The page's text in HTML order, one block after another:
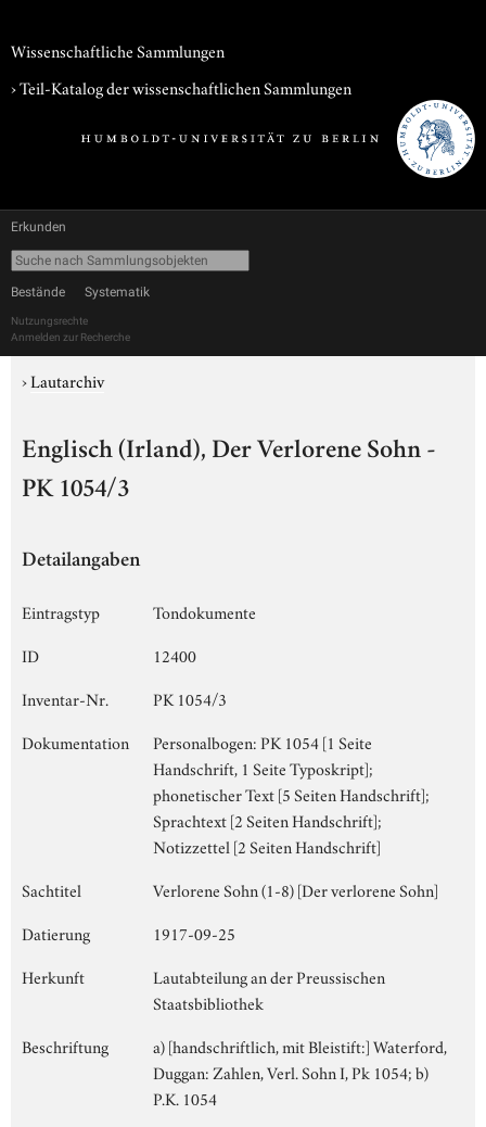
Wissenschaftliche Sammlungen
› Teil-Katalog der wissenschaftlichen Sammlungen
Erkunden
Bestände Systematik
Nutzungsrechte
Anmelden zur Recherche
›Lautarchiv
Englisch (Irland), Der Verlorene Sohn -
PK 1054/3
Detailangaben
Eintragstyp
Tondokumente
ID
12400
Inventar-Nr.
PK 1054/3
Dokumentation
Personalbogen: PK 1054 [1 Seite
Handschrift, 1 Seite Typoskript];
phonetischer Text [5 Seiten Handschrift];
Sprachtext [2 Seiten Handschrift];
Notizzettel [2 Seiten Handschrift]
Sachtitel
Verlorene Sohn (1-8) [Der verlorene Sohn]
Datierung
1917-09-25
Herkunft
Lautabteilung an der Preussischen
Staatsbibliothek
Beschriftung
a) [handschriftlich, mit Bleistift:] Waterford,
Duggan: Zahlen, Verl. Sohn I, Pk 1054; b)
P.K. 1054